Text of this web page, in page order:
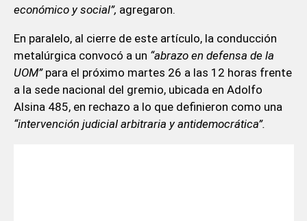
económico y social”, agregaron.
En paralelo, al cierre de este artículo, la conducción
metalúrgica convocó a un “abrazo en defensa de la
UOM”para el próximo martes 26 a las 12 horas frente
a la sede nacional del gremio, ubicada en Adolfo
Alsina 485, en rechazo a lo que definieron como una
“intervención judicial arbitraria y antidemocrática”.